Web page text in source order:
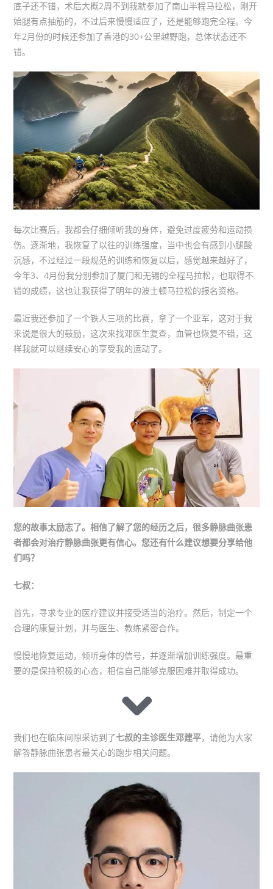
底子还不错，术后大概2周不到我就参加了南山半程马拉松，刚开
始腿有点抽筋的，不过后来慢慢适应了，还是能够跑完全程。今
年2月份的时候还参加了香港的30+公里越野跑，总体状态还不
错。
每次比赛后，我都会仔细倾听我的身体，避免过度疲劳和运动损
伤。逐渐地，我恢复了以往的训练强度，当中也会有感到小腿酸
沉感，不过经过一段规范的训练和恢复以后，感觉越来越好了，
今年3、4月份我分别参加了厦门和无锡的全程马拉松，也取得不
错的成绩，这也让我获得了明年的波士顿马拉松的报名资格。
最近我还参加了一个铁人三项的比赛，拿了一个亚军，这对于我
来说是很大的鼓励，这次来找邓医生复查，血管也恢复不错，这
样我就可以继续安心的享受我的运动了。
您的故事太励志了。相信了解了您的经历之后，很多静脉曲张患
者都会对治疗静脉曲张更有信心。您还有什么建议想要分享给他
们吗？
七叔：
首先，寻求专业的医疗建议并接受适当的治疗。然后，制定一个
合理的康复计划，并与医生、教练紧密合作。
慢慢地恢复运动，倾听身体的信号，并逐渐增加训练强度。最重
要的是保持积极的心态，相信自己能够克服困难并取得成功。
我们也在临床间隙采访到了七叔的主诊医生邓建平，请他为大家
解答静脉曲张患者最关心的跑步相关问题。